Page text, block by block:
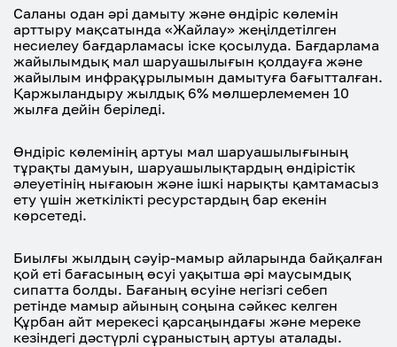
Саланы одан әрі дамыту және өндіріс көлемін
арттыру мақсатында «Жайлау» жеңілдетілген
несиелеу бағдарламасы іске қосылуда. Бағдарлама
жайылымдық мал шаруашылығын қолдауға және
жайылым инфрақұрылымын дамытуға бағытталған.
Қаржыландыру жылдық 6% мөлшерлемемен 10
жылға дейін беріледі.
Өндіріс көлемінің артуы мал шаруашылығының
тұрақты дамуын, шаруашылықтардың өндірістік
әлеуетінің нығаюын және ішкі нарықты қамтамасыз
ету үшін жеткілікті ресурстардың бар екенін
көрсетеді.
Биылғы жылдың сәуір-мамыр айларында байқалған
қой еті бағасының өсуі уақытша әрі маусымдық
сипатта болды. Бағаның өсуіне негізгі себеп
ретінде мамыр айының соңына сәйкес келген
Құрбан айт мерекесі қарсаңындағы және мереке
кезіндегі дәстүрлі сұраныстың артуы аталады.